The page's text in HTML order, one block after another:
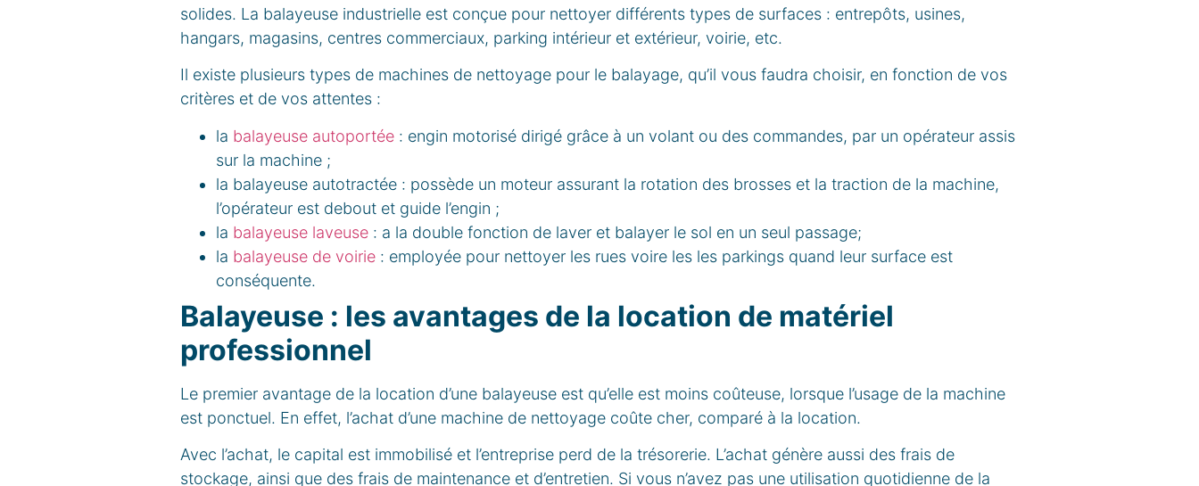
solides. La balayeuse industrielle est conçue pour nettoyer différents types de surfaces : entrepôts, usines,
hangars, magasins, centres commerciaux, parking intérieur et extérieur, voirie, etc.
Il existe plusieurs types de machines de nettoyage pour le balayage, qu’il vous faudra choisir, en fonction de vos
critères et de vos attentes :
la balayeuse autoportée : engin motorisé dirigé grâce à un volant ou des commandes, par un opérateur assis
sur la machine ;
la balayeuse autotractée : possède un moteur assurant la rotation des brosses et la traction de la machine,
l’opérateur est debout et guide l’engin ;
la balayeuse laveuse : a la double fonction de laver et balayer le sol en un seul passage;
la balayeuse de voirie : employée pour nettoyer les rues voire les les parkings quand leur surface est
conséquente.
Balayeuse : les avantages de la location de matériel
professionnel
Le premier avantage de la location d’une balayeuse est qu’elle est moins coûteuse, lorsque l’usage de la machine
est ponctuel. En effet, l’achat d’une machine de nettoyage coûte cher, comparé à la location.
Avec l’achat, le capital est immobilisé et l’entreprise perd de la trésorerie. L’achat génère aussi des frais de
stockage, ainsi que des frais de maintenance et d’entretien. Si vous n’avez pas une utilisation quotidienne de la